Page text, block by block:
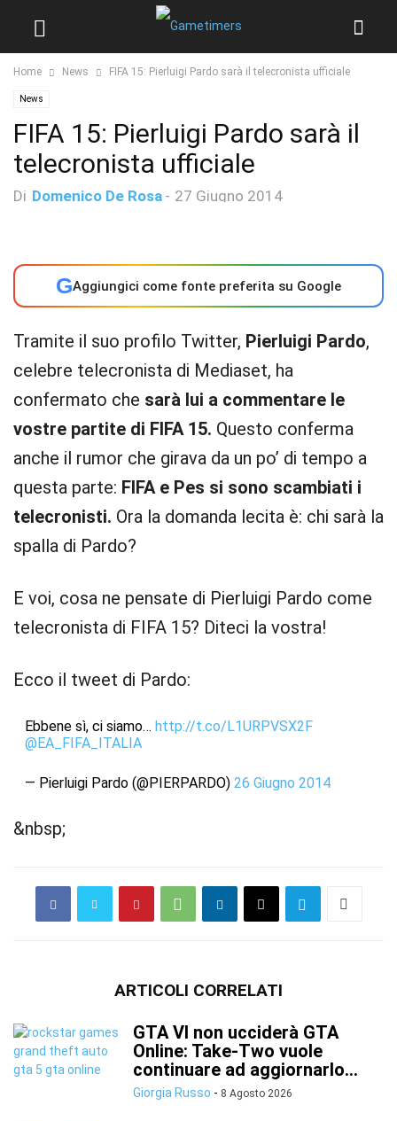
Home News FIFA 15: Pierluigi Pardo sarà il telecronista ufficiale
News
FIFA 15: Pierluigi Pardo sarà il
telecronista ufficiale
Di Domenico De Rosa - 27 Giugno 2014
GAggiungici come fonte preferita su Google
Tramite il suo profilo Twitter, Pierluigi Pardo,
celebre telecronista di Mediaset, ha
confermato che sarà lui a commentare le
vostre partite di FIFA 15. Questo conferma
anche il rumor che girava da un po’ di tempo a
questa parte: FIFA e Pes si sono scambiati i
telecronisti. Ora la domanda lecita è: chi sarà la
spalla di Pardo?
E voi, cosa ne pensate di Pierluigi Pardo come
telecronista di FIFA 15? Diteci la vostra!
Ecco il tweet di Pardo:
Ebbene sì, ci siamo… http://t.co/L1URPVSX2F
@EA_FIFA_ITALIA
— Pierluigi Pardo (@PIERPARDO) 26 Giugno 2014
&nbsp;
ARTICOLI CORRELATI
GTA VI non ucciderà GTA
Online: Take-Two vuole
continuare ad aggiornarlo...
Giorgia Russo - 8 Agosto 2026